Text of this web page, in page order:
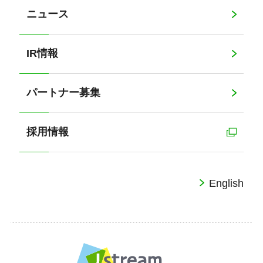
ニュース
IR情報
パートナー募集
採用情報
English